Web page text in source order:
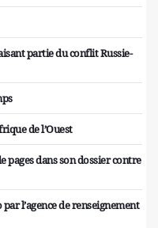
partie du conflit Russie-
de l’Ouest
pages dans son dossier contre
l’agence de renseignement